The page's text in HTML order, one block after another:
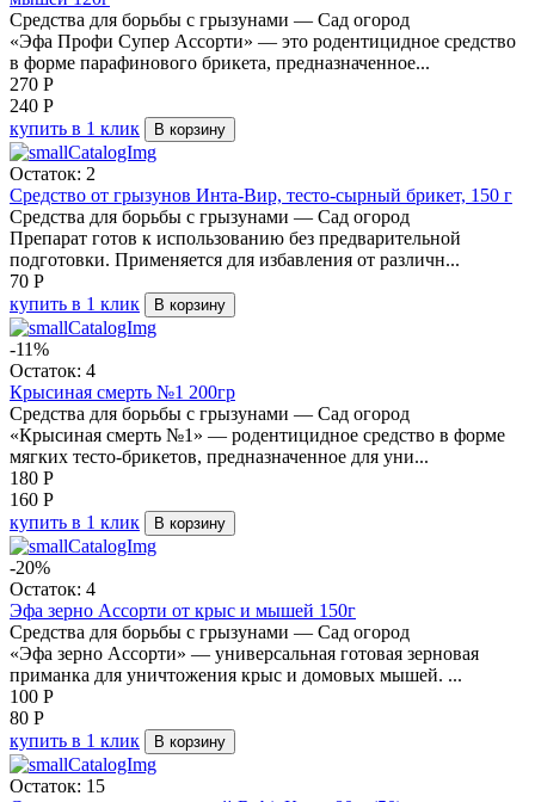
Средства для борьбы с грызунами — Сад огород
«Эфа Профи Супер Ассорти» — это родентицидное средство
в форме парафинового брикета, предназначенное...
270 Р
240 Р
купить в 1 клик
В корзину
Остаток: 2
Средство от грызунов Инта-Вир, тесто-сырный брикет, 150 г
Средства для борьбы с грызунами — Сад огород
Препарат готов к использованию без предварительной
подготовки. Применяется для избавления от различн...
70 Р
купить в 1 клик
В корзину
-11%
Остаток: 4
Крысиная смерть №1 200гр
Средства для борьбы с грызунами — Сад огород
«Крысиная смерть №1» — родентицидное средство в форме
мягких тесто-брикетов, предназначенное для уни...
180 Р
160 Р
купить в 1 клик
В корзину
-20%
Остаток: 4
Эфа зерно Ассорти от крыс и мышей 150г
Средства для борьбы с грызунами — Сад огород
«Эфа зерно Ассорти» — универсальная готовая зерновая
приманка для уничтожения крыс и домовых мышей. ...
100 Р
80 Р
купить в 1 клик
В корзину
Остаток: 15